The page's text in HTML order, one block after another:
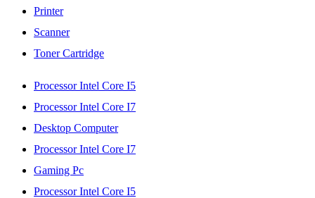
Printer
Scanner
Toner Cartridge
Processor Intel Core I5
Processor Intel Core I7
Desktop Computer
Processor Intel Core I7
Gaming Pc
Processor Intel Core I5